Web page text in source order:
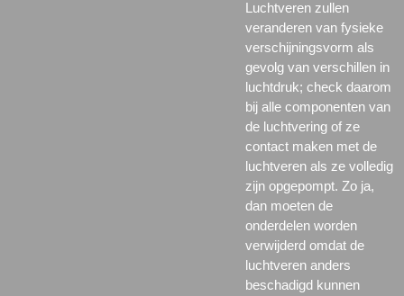
Luchtveren zullen
veranderen van fysieke
verschijningsvorm als
gevolg van verschillen in
luchtdruk; check daarom
bij alle componenten van
de luchtvering of ze
contact maken met de
luchtveren als ze volledig
zijn opgepompt. Zo ja,
dan moeten de
onderdelen worden
verwijderd omdat de
luchtveren anders
beschadigd kunnen